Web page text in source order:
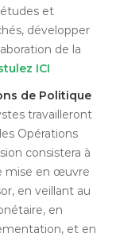
et
développer
de la
ICI
de Politique
travailleront
Opérations
consistera à
mise en œuvre
en veillant au
en
et en